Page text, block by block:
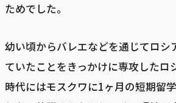
ためでした。
幼い頃からバレエなどを通じてロシ
ていたことをきっかけに専攻したロ
時代にはモスクワに1ヶ月の短期留